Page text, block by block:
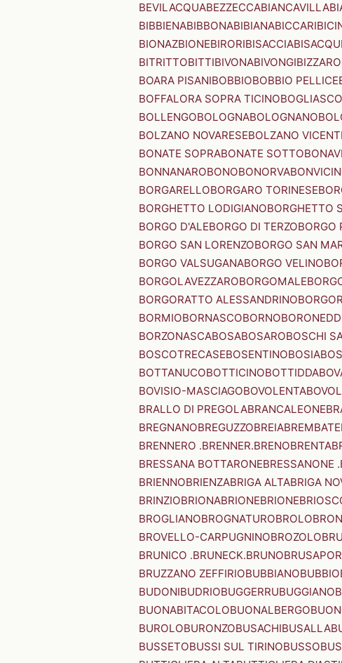
BEVILACQUABEZZECCABIANCAVILLA
BIBBIENABIBBONABIBIANABICCARI
BIONAZBIONEBIRORIBISACCIA
BITRITTOBITTIBIVONABIVONGI
BOARA PISANIBOBBIOBOBBIO PELLICE
BOFFALORA SOPRA TICINOBOGLIASCO
BOLLENGOBOLOGNABOLOGNANO
BOLZANO NOVARESEBOLZANO
BONATE SOPRABONATE SOTTO
BONNANAROBONOBONORVA
BORGARELLOBORGARO TORINESE
BORGHETTO LODIGIANOBORGHETTO
BORGO D'ALEBORGO DI TERZOBORGO
BORGO SAN LORENZOBORGO SAN
BORGO VALSUGANABORGO VELINO
BORGOLAVEZZAROBORGOMALE
BORGORATTO ALESSANDRINO
BORMIOBORNASCOBORNO
BORZONASCABOSABOSAROBOSCHI
BOSCOTRECASEBOSENTINOBOSIA
BOTTANUCOBOTTICINOBOTTIDDA
BOVISIO-MASCIAGOBOVOLENTA
BRALLO DI PREGOLABRANCALEONE
BREGNANOBREGUZZOBREIABREMBATE
BRENNERO .BRENNER.BRENOBRENTA
BRESSANA BOTTARONEBRESSANONE
BRIENNOBRIENZABRIGA ALTABRIGA
BRINZIOBRIONABRIONEBRIONE
BROGLIANOBROGNATUROBROLO
BROVELLO-CARPUGNINOBROZOLO
BRUNICO .BRUNECK.BRUNO
BRUZZANO ZEFFIRIOBUBBIANOBUBBIO
BUDONIBUDRIOBUGGERRUBUGGIANO
BUONABITACOLOBUONALBERGO
BUROLOBURONZOBUSACHIBUSALLA
BUSSETOBUSSI SUL TIRINOBUSSO